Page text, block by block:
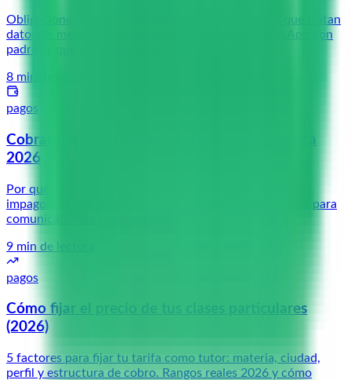
Obligaciones LOPDGDD para tutores particulares que tratan
datos de menores: consentimiento parental, WhatsApp con
padres y qué guardar mínimo.
8 min de lectura
pagos
Cobrar por adelantado las clases: guía práctica
2026
Por qué cobrar por adelantado elimina casi todos los
impagos, los 3 modelos prepago y scripts de WhatsApp para
comunicárselo a tus alumnos.
9 min de lectura
pagos
Cómo fijar el precio de tus clases particulares
(2026)
5 factores para fijar tu tarifa como tutor: materia, ciudad,
perfil y estructura de cobro. Rangos reales 2026 y cómo